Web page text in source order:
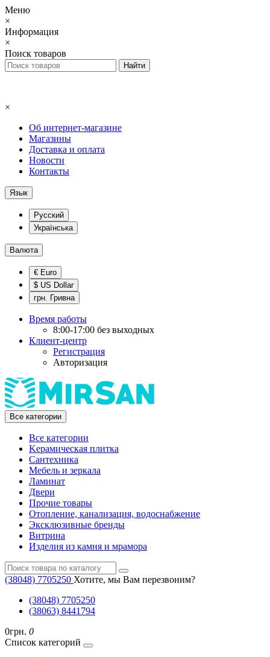
Меню
×
Информация
×
Поиск товаров
×
Об интернет-магазине
Магазины
Доставка и оплата
Новости
Контакты
Язык
Русский
Українська
Валюта
€ Euro
$ US Dollar
грн. Гривна
Время работы
8:00-17:00 без выходных
Клиент-центр
Регистрация
Авторизация
Все категории
Все категории
Kерамическая плитка
Cантехника
Мебель и зеркала
Ламинат
Двери
Прочие товары
Отопление, канализация, водоснабжение
Эксклюзивные бренды
Витрина
Изделия из камня и мрамора
(38048) ‎7705250 Хотите, мы Вам перезвоним?
(38048) ‎7705250
(38063) 8441794
0грн. 0
Список категорий